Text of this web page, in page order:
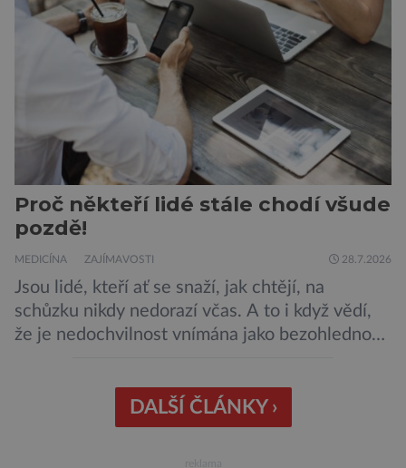
Máme se bát nové pandemie? Hantavirus […]
Proč někteří lidé stále chodí všude
pozdě!
MEDICÍNA ZAJÍMAVOSTI 28.7.2026
Jsou lidé, kteří ať se snaží, jak chtějí, na
schůzku nikdy nedorazí včas. A to i když vědí,
že je nedochvilnost vnímána jako bezohlednost
chodí chronicky pozdě, možná úplně nemohou.
Jaké jsou nejčastější příčiny nedochvilnosti? A
DALŠÍ ČLÁNKY ›